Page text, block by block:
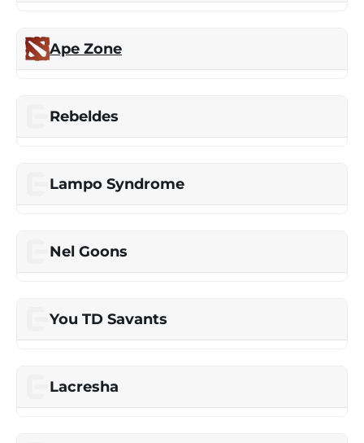
Ape Zone
Rebeldes
Lampo Syndrome
Nel Goons
You TD Savants
Lacresha